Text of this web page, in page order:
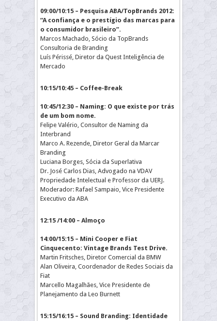
09:00/10:15 – Pesquisa ABA/TopBrands 2012:
“A confiança e o prestígio das marcas para
o consumidor brasileiro”.
Marcos Machado, Sócio da TopBrands
Consultoria de Branding
Luís Périssé, Diretor da Quest Inteligência de
Mercado
10:15/10:45 – Coffee-Break
10:45/12:30 – Naming: O que existe por trás
de um bom nome.
Felipe Valério, Consultor de Naming da
Interbrand
Marco A. Rezende, Diretor Geral da Marcar
Branding
Luciana Borges, Sócia da Superlativa
Dr. José Carlos Dias, Advogado na VDAV
Propriedade Intelectual e Professor da UERJ.
Moderador: Rafael Sampaio, Vice Presidente
Executivo da ABA
12:15 /14:00 – Almoço
14:00/15:15 – Mini Cooper e Fiat
Cinquecento: Vintage Brands Test Drive.
Martin Fritsches, Diretor Comercial da BMW
Alan Oliveira, Coordenador de Redes Sociais da
Fiat
Marcello Magalhães, Vice Presidente de
Planejamento da Leo Burnett
15:15/16:15 – Sound Branding: Identidade